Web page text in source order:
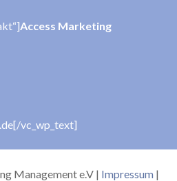
Access Marketing
vc_wp_text]
Management e.V | Impressum |